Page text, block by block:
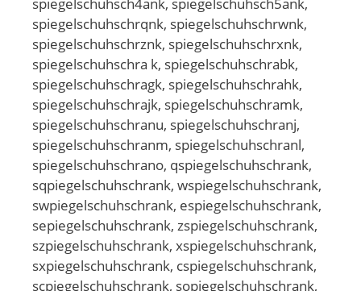
spiegelschuhschrqnk, spiegelschuhschrwnk,
spiegelschuhschrznk, spiegelschuhschrxnk,
spiegelschuhschra k, spiegelschuhschrabk,
spiegelschuhschragk, spiegelschuhschrahk,
spiegelschuhschrajk, spiegelschuhschramk,
spiegelschuhschranu, spiegelschuhschranj,
spiegelschuhschranm, spiegelschuhschranl,
spiegelschuhschrano, qspiegelschuhschrank,
sqpiegelschuhschrank, wspiegelschuhschrank,
swpiegelschuhschrank, espiegelschuhschrank,
sepiegelschuhschrank, zspiegelschuhschrank,
szpiegelschuhschrank, xspiegelschuhschrank,
sxpiegelschuhschrank, cspiegelschuhschrank,
scpiegelschuhschrank, sopiegelschuhschrank,